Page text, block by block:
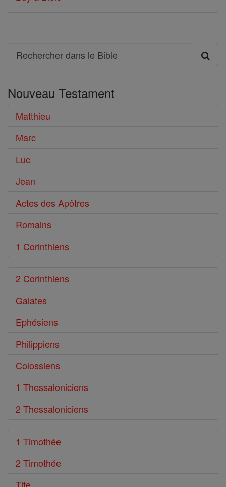
Search
Rechercher
le
Bible
Nouveau Testament
Matthieu
Marc
Luc
Jean
Actes des Apôtres
Romains
1 Corinthiens
2 Corinthiens
Galates
Ephésiens
Philippiens
Colossiens
1 Thessaloniciens
2 Thessaloniciens
1 Timothée
2 Timothée